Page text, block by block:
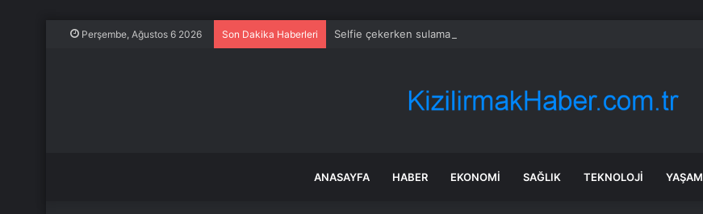
Perşembe, Ağustos 6 2026 Son Dakika Haberleri Selfie çekerken sulama kanalına düştü
ANASAYFA HABER EKONOMI SAĞLIK TEKNOLOJI YAŞAM